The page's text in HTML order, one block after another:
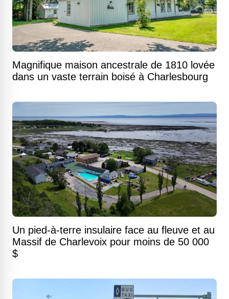
Magnifique maison ancestrale de 1810 lovée
dans un vaste terrain boisé à Charlesbourg
Un pied-à-terre insulaire face au fleuve et au
Massif de Charlevoix pour moins de 50 000
$